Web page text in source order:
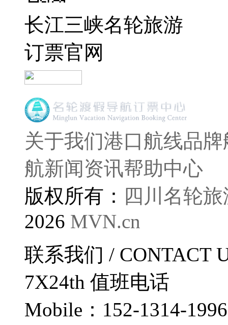
长江三峡名轮旅游
订票官网
关于我们港口航线品
航新闻资讯帮助中心
版权所有： 四川名轮
2026 MVN.cn
联系我们 / CONTACT
7X24th 值班电话
Mobile：152-1314-1996